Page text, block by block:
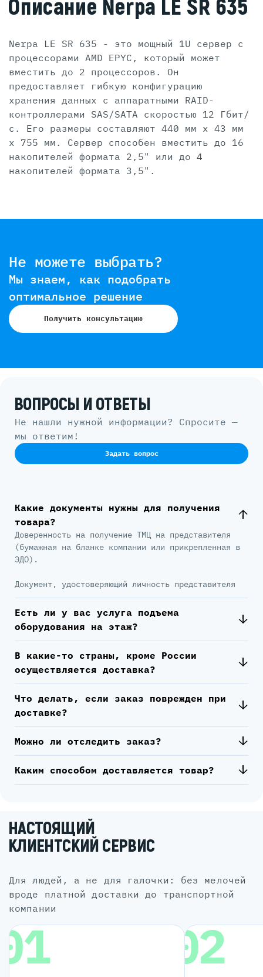
Описание Nerpa LE SR 635
Nerpa LE SR 635 - это мощный 1U сервер с
процессорами AMD EPYC, который может
вместить до 2 процессоров. Он
предоставляет гибкую конфигурацию
хранения данных с аппаратными RAID-
контроллерами SAS/SATA скоростью 12 Гбит/
с. Его размеры составляют 440 мм x 43 мм
x 755 мм. Сервер способен вместить до 16
накопителей формата 2,5" или до 4
накопителей формата 3,5".
Не можете выбрать?
Мы знаем, как подобрать
оптимальное решение
Получить консультацию
ВОПРОСЫ И ОТВЕТЫ
Не нашли нужной информации? Спросите —
мы ответим!
Задать вопрос
Какие документы нужны для получения
товара?
Доверенность на получение ТМЦ на представителя
(бумажная на бланке компании или прикрепленная в
ЭДО).
Документ, удостоверяющий личность представителя
Есть ли у вас услуга подъема
оборудования на этаж?
В какие-то страны, кроме России
осуществляется доставка?
Что делать, если заказ поврежден при
доставке?
Можно ли отследить заказ?
Каким способом доставляется товар?
НАСТОЯЩИЙ
КЛИЕНТСКИЙ СЕРВИС
для людей, а не для галочки: без мелочей
вроде платной доставки до транспортной
компании
02